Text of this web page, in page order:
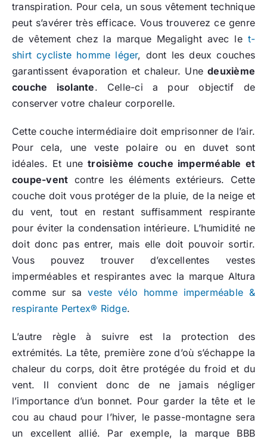
transpiration. Pour cela, un sous vêtement technique
peut s’avérer très efficace. Vous trouverez ce genre
de vêtement chez la marque Megalight avec le t-
shirt cycliste homme léger, dont les deux couches
garantissent évaporation et chaleur. Unedeuxième
couche isolante. Celle-ci a pour objectif de
conserver votre chaleur corporelle.
Cette couche intermédiaire doit emprisonner de l’air.
Pour cela, une veste polaire ou en duvet sont
idéales. Et unetroisième couche imperméable et
coupe-vent contre les éléments extérieurs. Cette
couche doit vous protéger de la pluie, de la neige et
du vent, tout en restant suffisamment respirante
pour éviter la condensation intérieure. L’humidité ne
doit donc pas entrer, mais elle doit pouvoir sortir.
Vous pouvez trouver d’excellentes vestes
imperméables et respirantes avec la marque Altura
comme sur saveste vélo homme imperméable &
respirante Pertex® Ridge.
L’autre règle à suivre est la protection des
extrémités. La tête, première zone d’où s’échappe la
chaleur du corps, doit être protégée du froid et du
vent. Il convient donc de ne jamais négliger
l’importance d’un bonnet. Pour garder la tête et le
cou au chaud pour l’hiver, le passe-montagne sera
un excellent allié. Par exemple, la marque BBB